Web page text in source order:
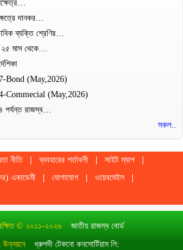
দানকর…
ব্যক্তি শ্রেণির…
মাস থেকে…
Bond (May,2026)
Commecial (May,2026)
পর্যন্ত রাজস্ব…
সকল..
নীতি ব্যবহারের শর্তাবলী
সাইট ম্যাপ
একাডেমী যোগাযোগ
ওয়েবমেইল
© ২০১১-২০২৬ জাতীয় রাজস্ব বোর্ড
উন্নয়নে ধ্রুপদী টেকনো কনসোর্টিয়াম লি: